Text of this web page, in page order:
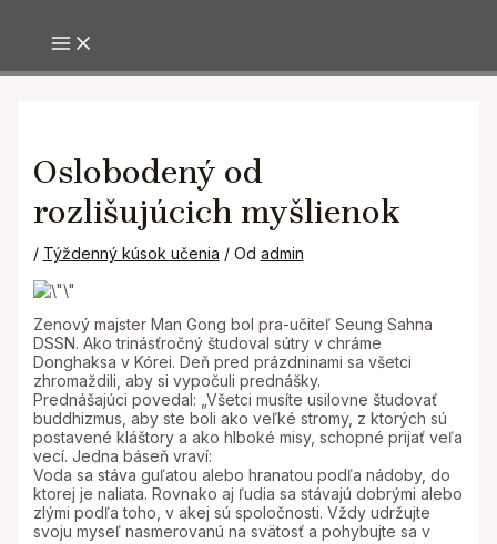
MAIN MENU
Oslobodený od
rozlišujúcich myšlienok
/ Týždenný kúsok učenia / Od admin
Zenový majster Man Gong bol pra-učiteľ Seung Sahna
DSSN. Ako trinásťročný študoval sútry v chráme
Donghaksa v Kórei. Deň pred prázdninami sa všetci
zhromaždili, aby si vypočuli prednášky.
Prednášajúci povedal: „Všetci musíte usilovne študovať
buddhizmus, aby ste boli ako veľké stromy, z ktorých sú
postavené kláštory a ako hlboké misy, schopné prijať veľa
vecí. Jedna báseň vraví:
Voda sa stáva guľatou alebo hranatou podľa nádoby, do
ktorej je naliata. Rovnako aj ľudia sa stávajú dobrými alebo
zlými podľa toho, v akej sú spoločnosti. Vždy udržujte
svoju myseľ nasmerovanú na svätosť a pohybujte sa v